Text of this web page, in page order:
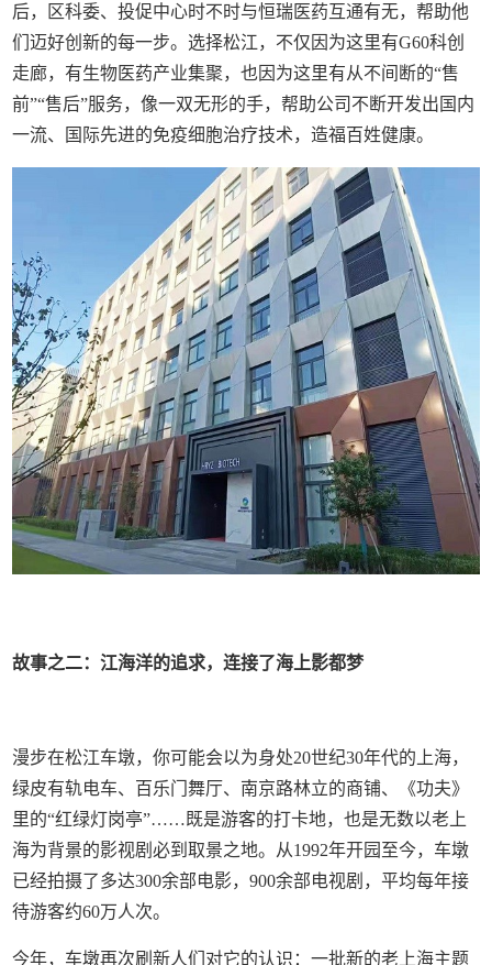
后，区科委、投促中心时不时与恒瑞医药互通有无，帮助他
们迈好创新的每一步。选择松江，不仅因为这里有G60科创
走廊，有生物医药产业集聚，也因为这里有从不间断的“售
前”“售后”服务，像一双无形的手，帮助公司不断开发出国内
一流、国际先进的免疫细胞治疗技术，造福百姓健康。
故事之二：江海洋的追求，连接了海上影都梦
漫步在松江车墩，你可能会以为身处20世纪30年代的上海，
绿皮有轨电车、百乐门舞厅、南京路林立的商铺、《功夫》
里的“红绿灯岗亭”……既是游客的打卡地，也是无数以老上
海为背景的影视剧必到取景之地。从1992年开园至今，车墩
已经拍摄了多达300余部电影，900余部电视剧，平均每年接
待游客约60万人次。
今年，车墩再次刷新人们对它的认识：一批新的老上海主题